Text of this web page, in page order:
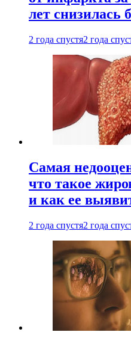
лет снизилась
2 года спустя2 года
Самая
что такое
и как ее
2 года спустя2 года